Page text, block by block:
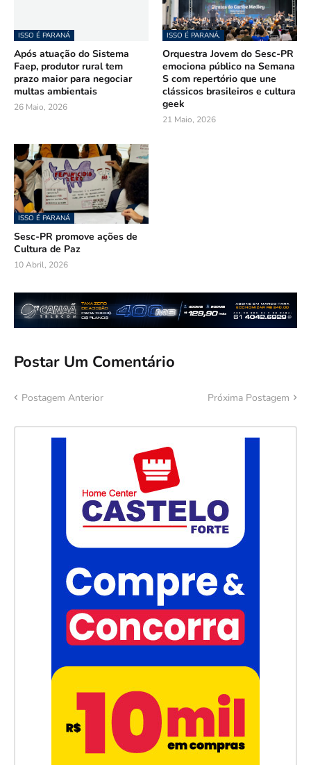
ISSO É PARANÁ
Após atuação do Sistema
Faep, produtor rural tem
prazo maior para negociar
multas ambientais
26 Maio, 2026
ISSO É PARANÁ.
Orquestra Jovem do Sesc-PR
emociona público na Semana
S com repertório que une
clássicos brasileiros e cultura
geek
21 Maio, 2026
ISSO É PARANÁ
Sesc-PR promove ações de
Cultura de Paz
10 Abril, 2026
Postar Um Comentário
Postagem Anterior Próxima Postagem